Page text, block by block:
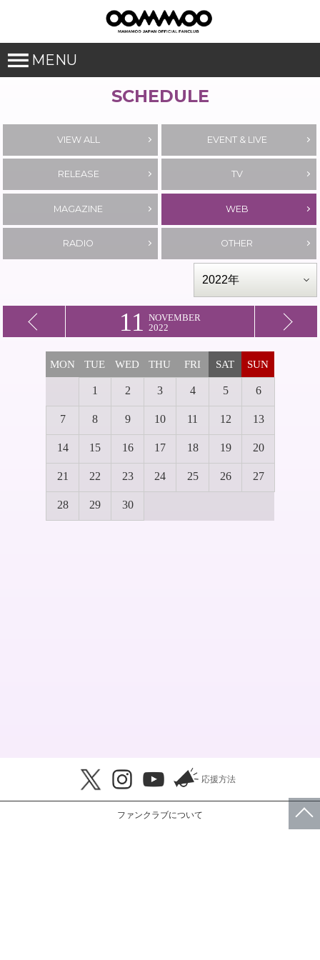
MENU
SCHEDULE
VIEW ALL EVENT & LIVE
RELEASE TV
MAGAZINE WEB
RADIO OTHER
11
NOVEMBER
2022
MON TUE WED THU FRI SAT SUN
1 2 3 4 5 6
7 8 9 10 11 12 13
14 15 16 17 18 19 20
21 22 23 24 25 26 27
28 29 30
応援方法
ファンクラブについて